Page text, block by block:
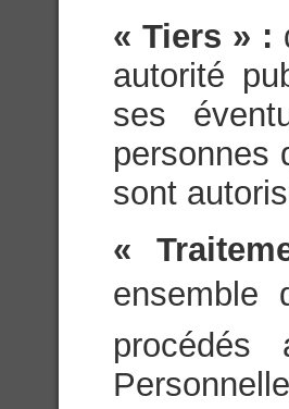
« Tiers » :
autorité
ses
personnes
sont
«
ensemble
procédés